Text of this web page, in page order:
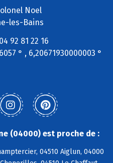
Noel
les-Bains
04 92 81 22 16
° , 6,20671930000003 °
(04000) est proche de :
04510 Aiglun, 04000